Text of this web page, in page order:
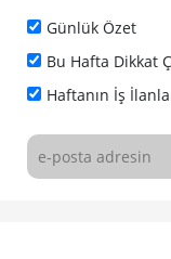
Günlük Özet
Bu Hafta Dikkat
Haftanın İş